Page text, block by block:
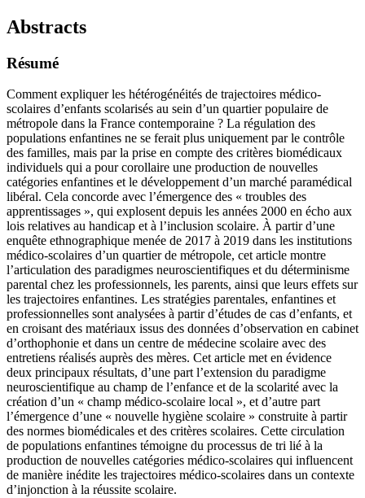
Abstracts
Résumé
Comment expliquer les hétérogénéités de trajectoires médico-
scolaires d’enfants scolarisés au sein d’un quartier populaire de
métropole dans la France contemporaine ? La régulation des
populations enfantines ne se ferait plus uniquement par le contrôle
des familles, mais par la prise en compte des critères biomédicaux
individuels qui a pour corollaire une production de nouvelles
catégories enfantines et le développement d’un marché paramédical
libéral. Cela concorde avec l’émergence des « troubles des
apprentissages », qui explosent depuis les années 2000 en écho aux
lois relatives au handicap et à l’inclusion scolaire. À partir d’une
enquête ethnographique menée de 2017 à 2019 dans les institutions
médico-scolaires d’un quartier de métropole, cet article montre
l’articulation des paradigmes neuroscientifiques et du déterminisme
parental chez les professionnels, les parents, ainsi que leurs effets sur
les trajectoires enfantines. Les stratégies parentales, enfantines et
professionnelles sont analysées à partir d’études de cas d’enfants, et
en croisant des matériaux issus des données d’observation en cabinet
d’orthophonie et dans un centre de médecine scolaire avec des
entretiens réalisés auprès des mères. Cet article met en évidence
deux principaux résultats, d’une part l’extension du paradigme
neuroscientifique au champ de l’enfance et de la scolarité avec la
création d’un « champ médico-scolaire local », et d’autre part
l’émergence d’une « nouvelle hygiène scolaire » construite à partir
des normes biomédicales et des critères scolaires. Cette circulation
de populations enfantines témoigne du processus de tri lié à la
production de nouvelles catégories médico-scolaires qui influencent
de manière inédite les trajectoires médico-scolaires dans un contexte
d’injonction à la réussite scolaire.